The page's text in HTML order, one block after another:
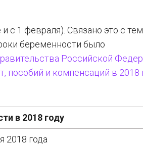
с 1 февраля). Связано это с
беременности было
Российской
пособий и компенсаций в 2018
в 2018 году
2018 года